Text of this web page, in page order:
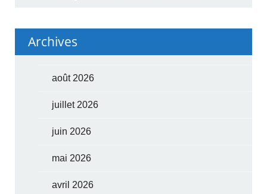
Archives
août 2026
juillet 2026
juin 2026
mai 2026
avril 2026